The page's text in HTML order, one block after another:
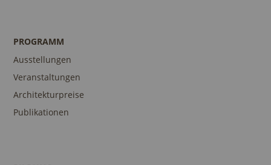
PROGRAMM
Ausstellungen
Veranstaltungen
Architekturpreise
Publikationen